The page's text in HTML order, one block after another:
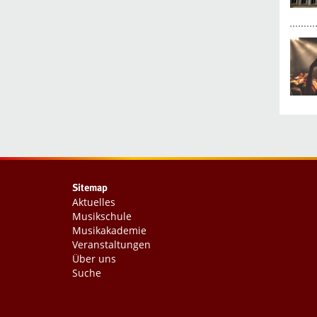
Sitemap
Aktuelles
Musikschule
Musikakademie
Veranstaltungen
Über uns
Suche